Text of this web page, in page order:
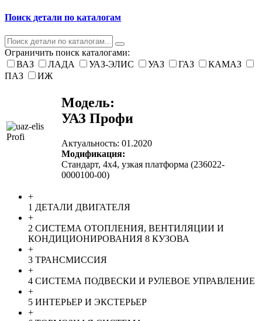
Поиск детали по каталогам
Ограничить поиск каталогами:
ВАЗ
ЛАДА УАЗ-ЭЛИС УАЗ ГАЗ
КАМАЗ
ПАЗ
ИЖ
Модель:
УАЗ Профи
Актуальность: 01.2020
Модификация:
Стандарт, 4х4, узкая платформа (236022-
0000100-00)
+
1 ДЕТАЛИ ДВИГАТЕЛЯ
+
2 СИСТЕМА ОТОПЛЕНИЯ, ВЕНТИЛЯЦИИ И
КОНДИЦИОНИРОВАНИЯ 8 КУЗОВА
+
3 ТРАНСМИССИЯ
+
4 СИСТЕМА ПОДВЕСКИ И РУЛЕВОЕ УПРАВЛЕНИЕ
+
5 ИНТЕРЬЕР И ЭКСТЕРЬЕР
+